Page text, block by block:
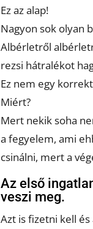
Ez az alap!
Nagyon sok olyan
Albérletről
rezsi hátralékot
Ez nem egy
Miért?
Mert nekik soha
a fegyelem, ami
csinálni, mert a
Az első
veszi meg.
Azt is fizetni kell